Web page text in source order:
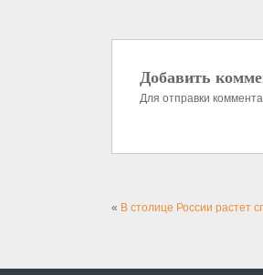
Добавить
Для отправки
« В столице России растет